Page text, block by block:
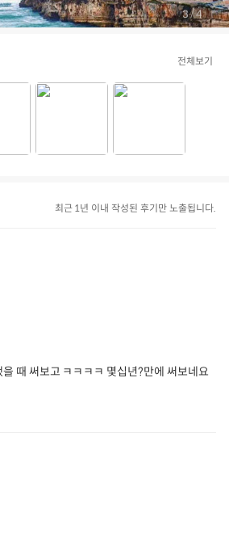
4/4
전체보기
최근 1년 이내 작성된 후기만 노출됩니다.
때 써보고 ㅋㅋㅋㅋ 몇십년?만에 써보네요